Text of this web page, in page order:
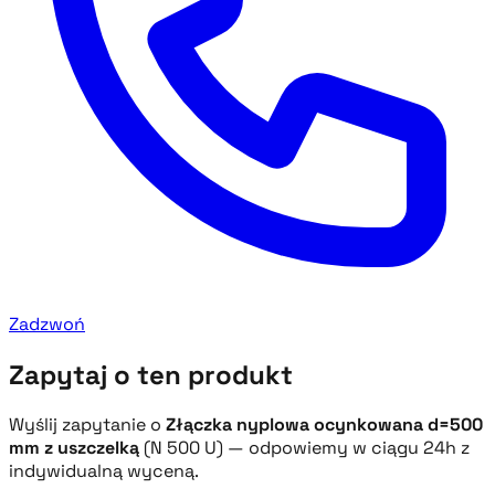
Zadzwoń
Zapytaj o ten produkt
Wyślij zapytanie o Złączka nyplowa ocynkowana d=500
mm z uszczelką (N 500 U) — odpowiemy w ciągu 24h z
indywidualną wyceną.